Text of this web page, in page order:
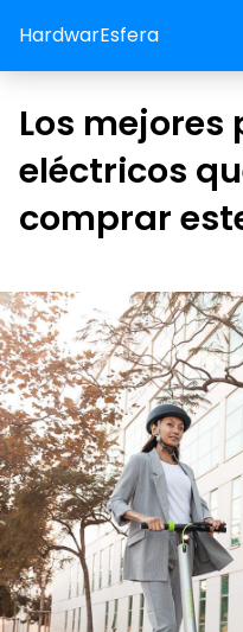
HardwarEsfera
Los
eléctricos
comprar